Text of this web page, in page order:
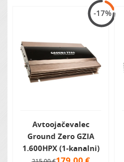
-17%
Avtoojačevalec
Ground Zero GZIA
1.600HPX (1-kanalni)